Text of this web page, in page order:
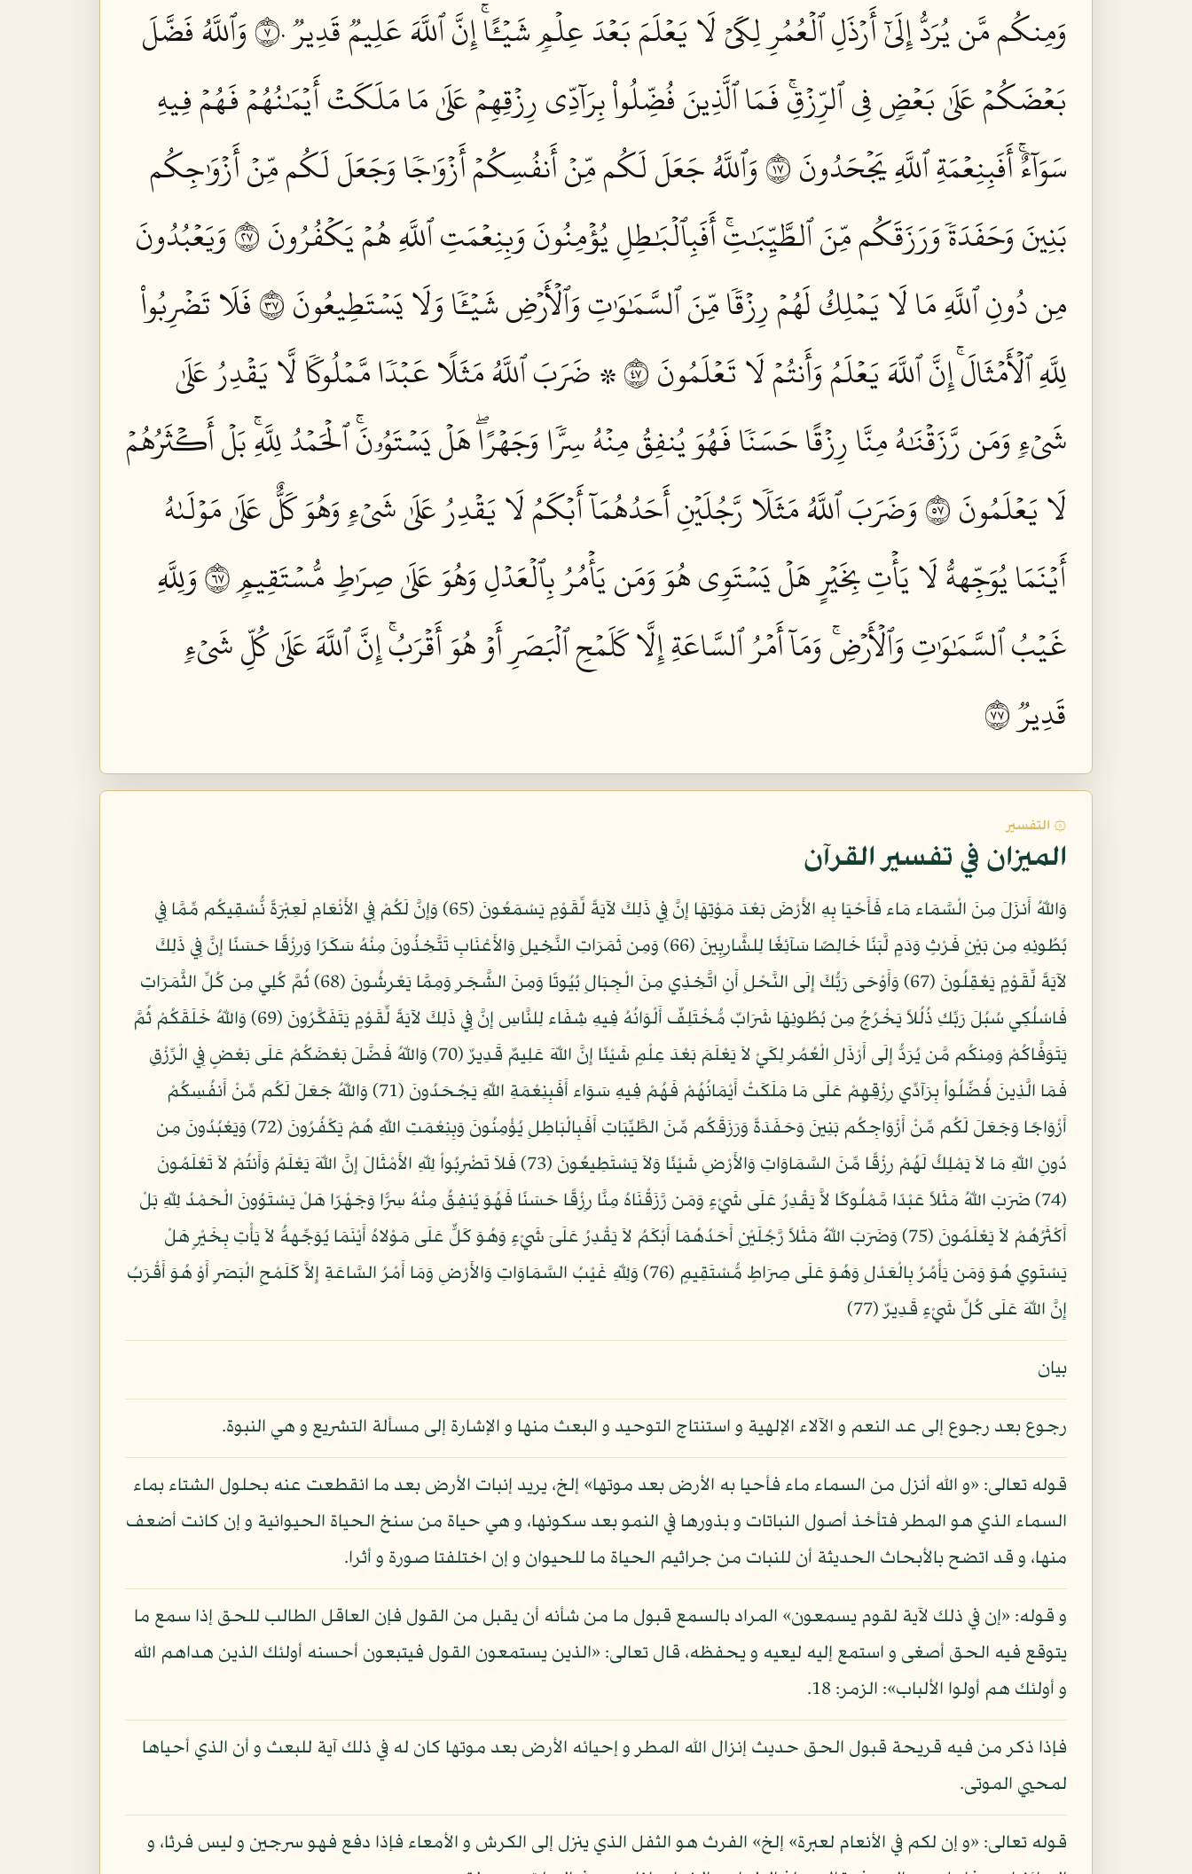
وَمِنكُم مَّن يُرَدُّ إِلَىٰٓ أَرۡذَلِ ٱلۡعُمُرِ لِكَيۡ لَا يَعۡلَمَ بَعۡدَ عِلۡمٖ شَيۡـًٔاۚ إِنَّ ٱللَّهَ عَلِيمٞ قَدِيرٞ ٧٠
وَٱللَّهُ فَضَّلَ
بَعۡضَكُمۡ عَلَىٰ بَعۡضٖ فِي ٱلرِّزۡقِۚ فَمَا ٱلَّذِينَ فُضِّلُواْ بِرَآدِّي رِزۡقِهِمۡ عَلَىٰ مَا مَلَكَتۡ أَيۡمَٰنُهُمۡ فَهُمۡ فِيهِ
سَوَآءٌۚ أَفَبِنِعۡمَةِ ٱللَّهِ يَجۡحَدُونَ ٧١
وَٱللَّهُ جَعَلَ لَكُم مِّنۡ أَنفُسِكُمۡ أَزۡوَٰجٗا وَجَعَلَ لَكُم مِّنۡ أَزۡوَٰجِكُم
بَنِينَ وَحَفَدَةٗ وَرَزَقَكُم مِّنَ ٱلطَّيِّبَٰتِۚ أَفَبِٱلۡبَٰطِلِ يُؤۡمِنُونَ وَبِنِعۡمَتِ ٱللَّهِ هُمۡ يَكۡفُرُونَ ٧٢
وَيَعۡبُدُونَ
مِن دُونِ ٱللَّهِ مَا لَا يَمۡلِكُ لَهُمۡ رِزۡقٗا مِّنَ ٱلسَّمَٰوَٰتِ وَٱلۡأَرۡضِ شَيۡـٔٗا وَلَا يَسۡتَطِيعُونَ ٧٣
فَلَا تَضۡرِبُواْ
لِلَّهِ ٱلۡأَمۡثَالَۚ إِنَّ ٱللَّهَ يَعۡلَمُ وَأَنتُمۡ لَا تَعۡلَمُونَ ٧٤
۞ ضَرَبَ ٱللَّهُ مَثَلًا عَبۡدٗا مَّمۡلُوكٗا لَّا يَقۡدِرُ عَلَىٰ
شَيۡءٖ وَمَن رَّزَقۡنَٰهُ مِنَّا رِزۡقًا حَسَنٗا فَهُوَ يُنفِقُ مِنۡهُ سِرّٗا وَجَهۡرًاۖ هَلۡ يَسۡتَوُۥنَۚ ٱلۡحَمۡدُ لِلَّهِۚ بَلۡ أَكۡثَرُهُمۡ
لَا يَعۡلَمُونَ ٧٥
وَضَرَبَ ٱللَّهُ مَثَلٗا رَّجُلَيۡنِ أَحَدُهُمَآ أَبۡكَمُ لَا يَقۡدِرُ عَلَىٰ شَيۡءٖ وَهُوَ كَلٌّ عَلَىٰ مَوۡلَىٰهُ
أَيۡنَمَا يُوَجِّههُّ لَا يَأۡتِ بِخَيۡرٍ هَلۡ يَسۡتَوِي هُوَ وَمَن يَأۡمُرُ بِٱلۡعَدۡلِ وَهُوَ عَلَىٰ صِرَٰطٖ مُّسۡتَقِيمٖ ٧٦
وَلِلَّهِ
غَيۡبُ ٱلسَّمَٰوَٰتِ وَٱلۡأَرۡضِۚ وَمَآ أَمۡرُ ٱلسَّاعَةِ إِلَّا كَلَمۡحِ ٱلۡبَصَرِ أَوۡ هُوَ أَقۡرَبُۚ إِنَّ ٱللَّهَ عَلَىٰ كُلِّ شَيۡءٖ
قَدِيرٞ ٧٧
۞ التفسير
الميزان في تفسير القرآن
وَاللّهُ أَنزَلَ مِنَ الْسَّمَاء مَاء فَأَحْيَا بِهِ الأَرْضَ بَعْدَ مَوْتِهَا إِنَّ فِي ذَلِكَ لآيَةً لِّقَوْمٍ يَسْمَعُونَ (65) وَإِنَّ لَكُمْ فِي الأَنْعَامِ لَعِبْرَةً نُّسْقِيكُم مِّمَّا فِي
بُطُونِهِ مِن بَيْنِ فَرْثٍ وَدَمٍ لَّبَنًا خَالِصًا سَآئِغًا لِلشَّارِبِينَ (66) وَمِن ثَمَرَاتِ النَّخِيلِ وَالأَعْنَابِ تَتَّخِذُونَ مِنْهُ سَكَرًا وَرِزْقًا حَسَنًا إِنَّ فِي ذَلِكَ
لآيَةً لِّقَوْمٍ يَعْقِلُونَ (67) وَأَوْحَى رَبُّكَ إِلَى النَّحْلِ أَنِ اتَّخِذِي مِنَ الْجِبَالِ بُيُوتًا وَمِنَ الشَّجَرِ وَمِمَّا يَعْرِشُونَ (68) ثُمَّ كُلِي مِن كُلِّ الثَّمَرَاتِ
فَاسْلُكِي سُبُلَ رَبِّكِ ذُلُلاً يَخْرُجُ مِن بُطُونِهَا شَرَابٌ مُّخْتَلِفٌ أَلْوَانُهُ فِيهِ شِفَاء لِلنَّاسِ إِنَّ فِي ذَلِكَ لآيَةً لِّقَوْمٍ يَتَفَكَّرُونَ (69) وَاللّهُ خَلَقَكُمْ ثُمَّ
يَتَوَفَّاكُمْ وَمِنكُم مَّن يُرَدُّ إِلَى أَرْذَلِ الْعُمُرِ لِكَيْ لاَ يَعْلَمَ بَعْدَ عِلْمٍ شَيْئًا إِنَّ اللّهَ عَلِيمٌ قَدِيرٌ (70) وَاللّهُ فَضَّلَ بَعْضَكُمْ عَلَى بَعْضٍ فِي الْرِّزْقِ
فَمَا الَّذِينَ فُضِّلُواْ بِرَآدِّي رِزْقِهِمْ عَلَى مَا مَلَكَتْ أَيْمَانُهُمْ فَهُمْ فِيهِ سَوَاء أَفَبِنِعْمَةِ اللّهِ يَجْحَدُونَ (71) وَاللّهُ جَعَلَ لَكُم مِّنْ أَنفُسِكُمْ
أَزْوَاجًا وَجَعَلَ لَكُم مِّنْ أَزْوَاجِكُم بَنِينَ وَحَفَدَةً وَرَزَقَكُم مِّنَ الطَّيِّبَاتِ أَفَبِالْبَاطِلِ يُؤْمِنُونَ وَبِنِعْمَتِ اللّهِ هُمْ يَكْفُرُونَ (72) وَيَعْبُدُونَ مِن
دُونِ اللّهِ مَا لاَ يَمْلِكُ لَهُمْ رِزْقًا مِّنَ السَّمَاوَاتِ وَالأَرْضِ شَيْئًا وَلاَ يَسْتَطِيعُونَ (73) فَلاَ تَضْرِبُواْ لِلّهِ الأَمْثَالَ إِنَّ اللّهَ يَعْلَمُ وَأَنتُمْ لاَ تَعْلَمُونَ
(74) ضَرَبَ اللّهُ مَثَلاً عَبْدًا مَّمْلُوكًا لاَّ يَقْدِرُ عَلَى شَيْءٍ وَمَن رَّزَقْنَاهُ مِنَّا رِزْقًا حَسَنًا فَهُوَ يُنفِقُ مِنْهُ سِرًّا وَجَهْرًا هَلْ يَسْتَوُونَ الْحَمْدُ لِلّهِ بَلْ
أَكْثَرُهُمْ لاَ يَعْلَمُونَ (75) وَضَرَبَ اللّهُ مَثَلاً رَّجُلَيْنِ أَحَدُهُمَا أَبْكَمُ لاَ يَقْدِرُ عَلَىَ شَيْءٍ وَهُوَ كَلٌّ عَلَى مَوْلاهُ أَيْنَمَا يُوَجِّههُّ لاَ يَأْتِ بِخَيْرٍ هَلْ
يَسْتَوِي هُوَ وَمَن يَأْمُرُ بِالْعَدْلِ وَهُوَ عَلَى صِرَاطٍ مُّسْتَقِيمٍ (76) وَلِلّهِ غَيْبُ السَّمَاوَاتِ وَالأَرْضِ وَمَا أَمْرُ السَّاعَةِ إِلاَّ كَلَمْحِ الْبَصَرِ أَوْ هُوَ أَقْرَبُ
إِنَّ اللّهَ عَلَى كُلِّ شَيْءٍ قَدِيرٌ (77)
بيان
رجوع بعد رجوع إلى عد النعم و الآلاء الإلهية و استنتاج التوحيد و البعث منها و الإشارة إلى مسألة التشريع و هي النبوة.
قوله تعالى: «و الله أنزل من السماء ماء فأحيا به الأرض بعد موتها» إلخ، يريد إنبات الأرض بعد ما انقطعت عنه بحلول الشتاء بماء
السماء الذي هو المطر فتأخذ أصول النباتات و بذورها في النمو بعد سكونها، و هي حياة من سنخ الحياة الحيوانية و إن كانت أضعف
منها، و قد اتضح بالأبحاث الحديثة أن للنبات من جراثيم الحياة ما للحيوان و إن اختلفتا صورة و أثرا.
و قوله: «إن في ذلك لآية لقوم يسمعون» المراد بالسمع قبول ما من شأنه أن يقبل من القول فإن العاقل الطالب للحق إذا سمع ما
يتوقع فيه الحق أصغى و استمع إليه ليعيه و يحفظه، قال تعالى: «الذين يستمعون القول فيتبعون أحسنه أولئك الذين هداهم الله
و أولئك هم أولوا الألباب»: الزمر: 18.
فإذا ذكر من فيه قريحة قبول الحق حديث إنزال الله المطر و إحيائه الأرض بعد موتها كان له في ذلك آية للبعث و أن الذي أحياها
لمحيي الموتى.
قوله تعالى: «و إن لكم في الأنعام لعبرة» إلخ» الفرث هو الثفل الذي ينزل إلى الكرش و الأمعاء فإذا دفع فهو سرجين و ليس فرثا، و